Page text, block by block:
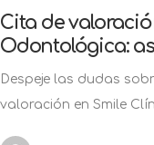
Cita de
Odontológica:
Despeje las dudas
valoración en Smile